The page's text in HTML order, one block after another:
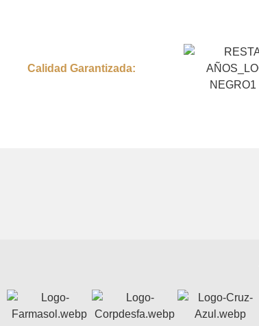
Calidad Garantizada: